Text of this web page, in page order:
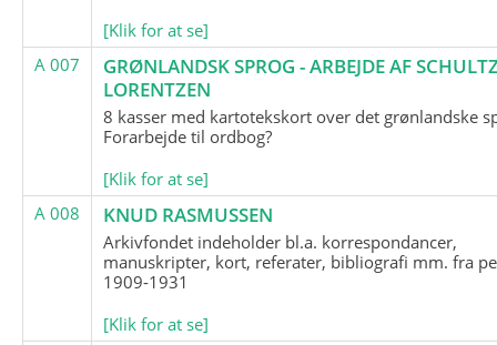
[Klik for at se]
A 007
GRØNLANDSK SPROG - ARBEJDE AF
LORENTZEN
8 kasser med kartotekskort over det grønlandske
Forarbejde til ordbog?
[Klik for at se]
A 008
KNUD RASMUSSEN
Arkivfondet indeholder bl.a. korrespondancer,
manuskripter, kort, referater, bibliografi mm. fra
1909-1931
[Klik for at se]